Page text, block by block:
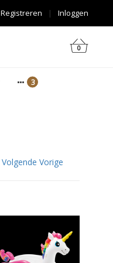
Inloggen
|
Registreren
0
Volgende Vorige